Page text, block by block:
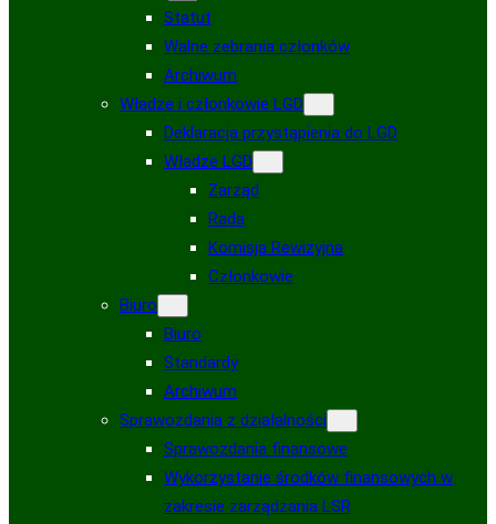
Statut
Walne zebrania członków
Archiwum
Władze i członkowie LGD
Deklaracja przystąpienia do LGD
Władze LGD
Zarząd
Rada
Komisja Rewizyjna
Członkowie
Biuro
Biuro
Standardy
Archiwum
Sprawozdania z działalności
Sprawozdania finansowe
Wykorzystanie środków finansowych w
zakresie zarządzania LSR